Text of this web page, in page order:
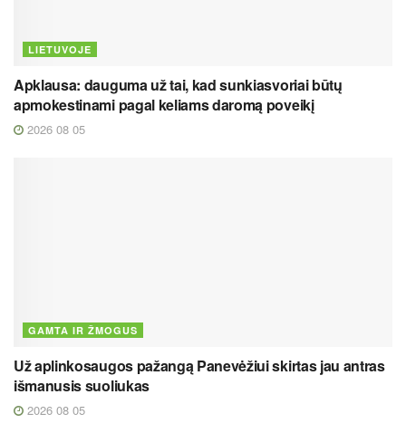
LIETUVOJE
Apklausa: dauguma už tai, kad sunkiasvoriai būtų
apmokestinami pagal keliams daromą poveikį
2026 08 05
GAMTA IR ŽMOGUS
Už aplinkosaugos pažangą Panevėžiui skirtas jau antras
išmanusis suoliukas
2026 08 05